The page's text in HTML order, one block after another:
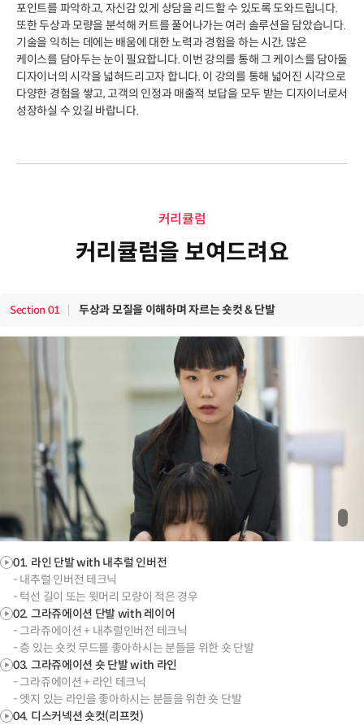
포인트를 파악하고, 자신감 있게 상담을 리드할 수 있도록 도와드립니다.
또한 두상과 모량을 분석해 커트를 풀어나가는 여러 솔루션을 담았습니다.
기술을 익히는 데에는 배움에 대한 노력과 경험을 하는 시간, 많은
케이스를 담아두는 눈이 필요합니다. 이번 강의를 통해 그 케이스를 담아둘
디자이너의 시각을 넓혀드리고자 합니다. 이 강의를 통해 넓어진 시각으로
다양한 경험을 쌓고, 고객의 인정과 매출적 보답을 모두 받는 디자이너로서
성장하실 수 있길 바랍니다.
커리큘럼
커리큘럼을 보여드려요
Section 01 두상과 모질을 이해하며 자르는 숏컷 & 단발
01. 라인 단발 with 내추럴 인버전
- 내추럴 인버전 테크닉
- 턱선 길이 또는 윗머리 모량이 적은 경우
02. 그라쥬에이션 단발 with 레이어
- 그라쥬에이션 + 내추럴인버전 테크닉
- 층 있는 숏컷 무드를 좋아하시는 분들을 위한 숏 단발
03. 그라쥬에이션 숏 단발 with 라인
- 그라쥬에이션 + 라인 테크닉
- 엣지 있는 라인을 좋아하시는 분들을 위한 숏 단발
04. 디스커넥션 숏컷(리프컷)